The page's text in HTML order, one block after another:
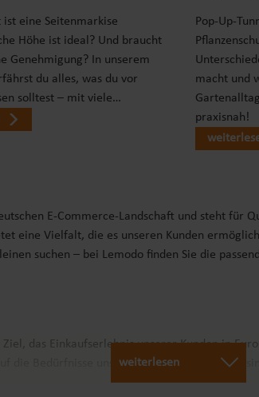
eine Seitenmarkise
Höhe ist ideal? Und braucht
Genehmigung? In unserem
du alles, was du vor
solltest – mit viele…
Pop-Up-
macht und
praxisnah!
E-Commerce-Landschaft und steht für
eine Vielfalt, die es unseren Kunden
suchen – bei Lemodo finden Sie die
das Einkaufserlebnis unserer Kunden in
die Bedürfnisse unserer Kunden abgestimmt
weiterlesen